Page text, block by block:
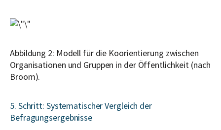
Abbildung 2: Modell für die Koorientierung zwischen
Organisationen und Gruppen in der Öffentlichkeit (nach
Broom).
5. Schritt: Systematischer Vergleich der
Befragungsergebnisse